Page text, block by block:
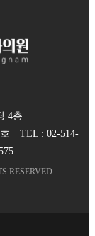
4층
TEL : 02-514-
RESERVED.